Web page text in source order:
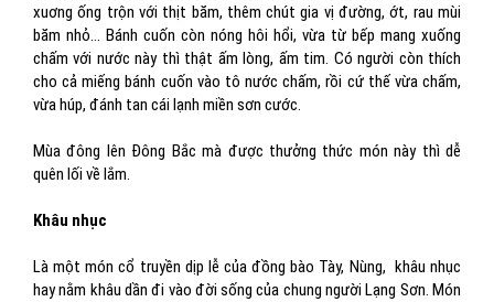
xuơng ống trộn với thịt băm, thêm chút gia vị đường, ớt, rau mùi
băm nhỏ… Bánh cuốn còn nóng hôi hổi, vừa từ bếp mang xuống
chấm với nước này thì thật ấm lòng, ấm tim. Có người còn thích
cho cả miếng bánh cuốn vào tô nước chấm, rồi cứ thế vừa chấm,
vừa húp, đánh tan cái lạnh miền sơn cước.
Mùa đông lên Đông Bắc mà được thưởng thức món này thì dễ
quên lối về lắm.
Khâu nhục
Là một món cổ truyền dịp lễ của đồng bào Tày, Nùng, khâu nhục
hay nằm khâu dần đi vào đời sống của chung người Lạng Sơn. Món